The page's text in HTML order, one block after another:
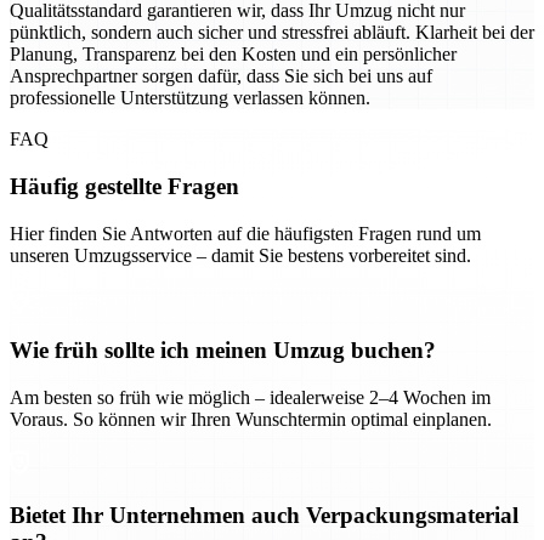
Qualitätsstandard garantieren wir, dass Ihr Umzug nicht nur
pünktlich, sondern auch sicher und stressfrei abläuft. Klarheit bei der
Planung, Transparenz bei den Kosten und ein persönlicher
Ansprechpartner sorgen dafür, dass Sie sich bei uns auf
professionelle Unterstützung verlassen können.
FAQ
Häufig gestellte Fragen
Hier finden Sie Antworten auf die häufigsten Fragen rund um
unseren Umzugsservice – damit Sie bestens vorbereitet sind.
Wie früh sollte ich meinen Umzug buchen?
Am besten so früh wie möglich – idealerweise 2–4 Wochen im
Voraus. So können wir Ihren Wunschtermin optimal einplanen.
Bietet Ihr Unternehmen auch Verpackungsmaterial